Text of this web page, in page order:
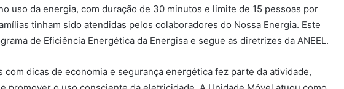
uso da energia, com duração de 30 minutos e limite de 15 pessoas por
tinham sido atendidas pelos colaboradores do Nossa Energia. Este
de Eficiência Energética da Energisa e segue as diretrizes da ANEEL.
com dicas de economia e segurança energética fez parte da atividade,